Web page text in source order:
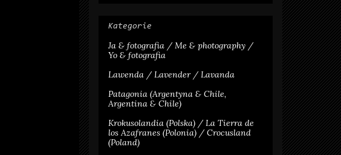
Kategorie
Ja & fotografia / Me & photography /
Yo & fotografia
Lawenda / Lavender / Lavanda
Patagonia (Argentyna & Chile,
Argentina & Chile)
Krokusolandia (Polska) / La Tierra de
los Azafranes (Polonia) / Crocusland
(Poland)